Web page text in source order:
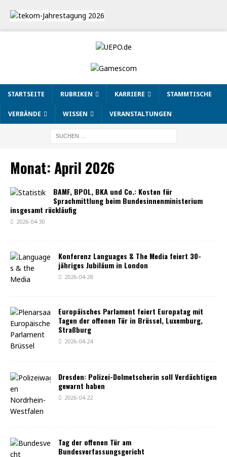
STARTSEITE RUBRIKEN KARRIERE STAMMTISCHE
VERBÄNDE WISSEN VERANSTALTUNGEN
Monat:April 2026
BAMF, BPOL, BKA und Co.: Kosten für
Sprachmittlung beim Bundesinnenministerium
insgesamt rückläufig
2026-04-30
Konferenz Languages & The Media feiert 30-
jähriges Jubiläum in London
2026-04-28
Europäisches Parlament feiert Europatag mit
Tagen der offenen Tür in Brüssel, Luxemburg,
Straßburg
2026-04-24
Dresden: Polizei-Dolmetscherin soll Verdächtigen
gewarnt haben
2026-04-22
Tag der offenen Tür am
Bundesverfassungsgericht